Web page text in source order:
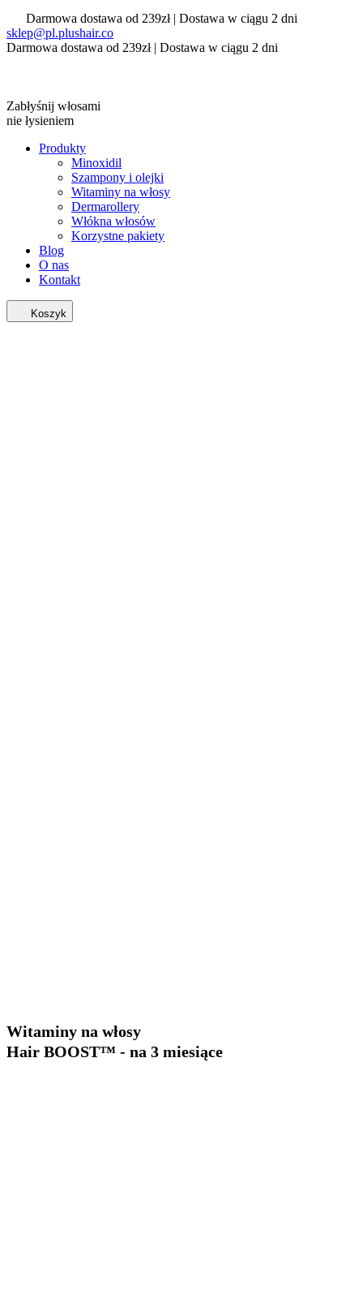
Darmowa dostawa od 239zł | Dostawa w ciągu 2 dni
sklep@pl.plushair.co
Darmowa dostawa od 239zł | Dostawa w ciągu 2 dni
Zabłyśnij włosami
nie łysieniem
Produkty
Minoxidil
Szampony i olejki
Witaminy na włosy
Dermarollery
Włókna włosów
Korzystne pakiety
Blog
O nas
Kontakt
Koszyk
Witaminy na włosy
Hair BOOST™ - na 3 miesiące